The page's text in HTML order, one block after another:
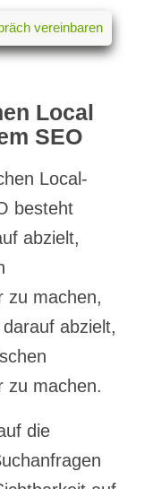
vereinbaren
Local
SEO
Local-
besteht
abzielt,
zu machen,
abzielt,
zu machen.
die